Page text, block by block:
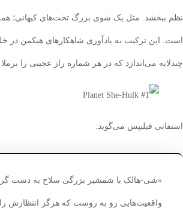
مثل یک شوی بزرگ تخت‌های کیهانی؛ همه‌چیز
ترکیب به یادآوری شاهکارهای هیکمن در خلق
می‌اندازد که در هر شماره راز عجیبی را برملا
فیلیپس می‌گوید:
«شی-هالک با شمشیر بزرگی سلاح به دست گرفته و
واقعیت‌هایی رو به روست که هرگز انتظارش را